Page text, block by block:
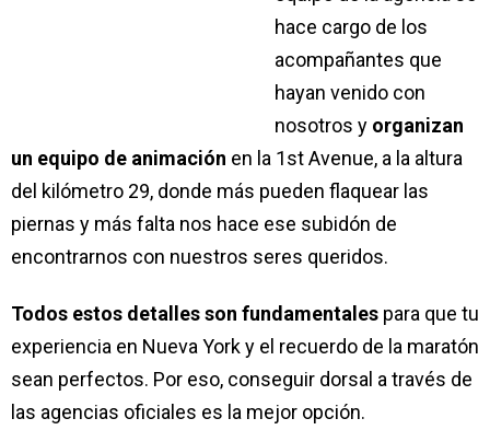
hace cargo de los
acompañantes que
hayan venido con
nosotros y organizan
un equipo de animación en la 1st Avenue, a la altura
del kilómetro 29, donde más pueden flaquear las
piernas y más falta nos hace ese subidón de
encontrarnos con nuestros seres queridos.
Todos estos detalles son fundamentales para que tu
experiencia en Nueva York y el recuerdo de la maratón
sean perfectos. Por eso, conseguir dorsal a través de
las agencias oficiales es la mejor opción.